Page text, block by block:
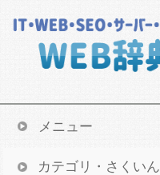
メニュー
カテゴリ・さくいん